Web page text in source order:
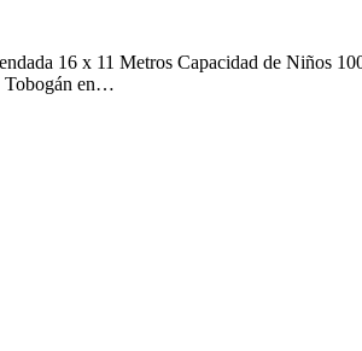
16 x 11 Metros Capacidad de Niños
Tobogán en…